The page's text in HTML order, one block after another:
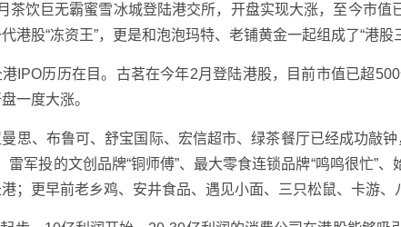
茶饮巨无霸蜜雪冰城登陆港交所，开盘实现大涨，至今市
港股“冻资王”，更是和泡泡玛特、老铺黄金一起组成了“港股
IPO历历在目。古茗在今年2月登陆港股，目前市值已超
一度大涨。
思、布鲁可、舒宝国际、宏信超市、绿茶餐厅已经成功敲
雷军投的文创品牌“铜师傅”、最大零食连锁品牌“鸣鸣很忙”、
；更早前老乡鸡、安井食品、遇见小面、三只松鼠、卡游、